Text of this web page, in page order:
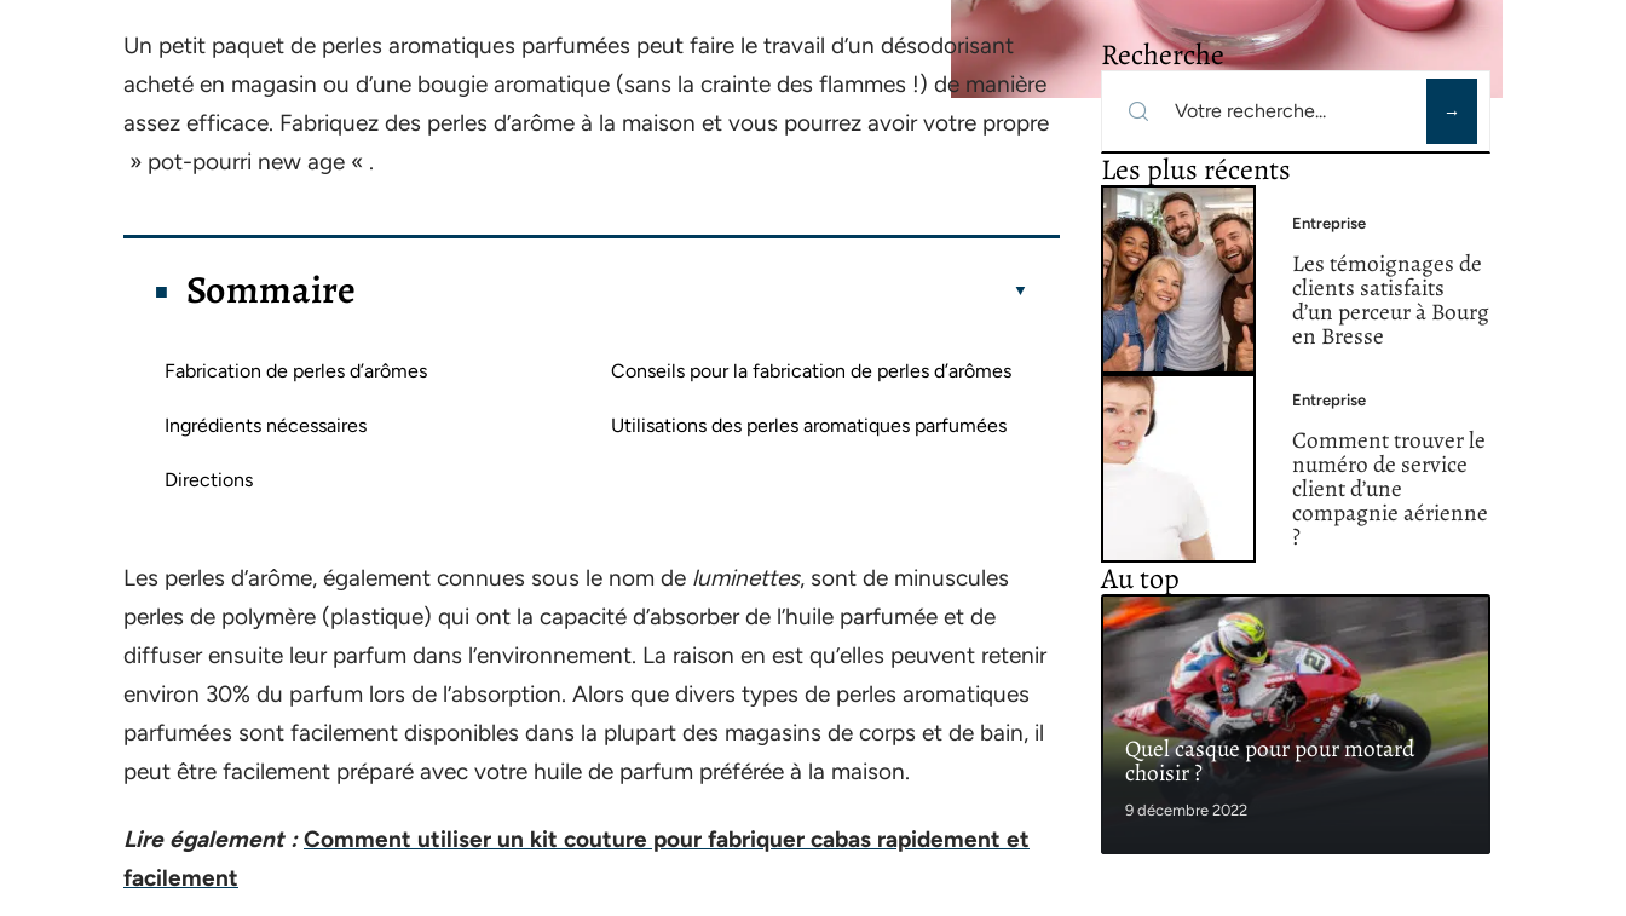
Un petit paquet de perles aromatiques parfumées peut faire le travail d’un désodorisant
acheté en magasin ou d’une bougie aromatique (sans la crainte des flammes !) de manière
assez efficace. Fabriquez des perles d’arôme à la maison et vous pourrez avoir votre propre
» pot-pourri new age « .
Sommaire
Fabrication de perles d’arômes
Ingrédients nécessaires
Directions
Conseils pour la fabrication de perles d’arômes
Utilisations des perles aromatiques parfumées
Les perles d’arôme, également connues sous le nom de luminettes, sont de minuscules
perles de polymère (plastique) qui ont la capacité d’absorber de l’huile parfumée et de
diffuser ensuite leur parfum dans l’environnement. La raison en est qu’elles peuvent retenir
environ 30% du parfum lors de l’absorption. Alors que divers types de perles aromatiques
parfumées sont facilement disponibles dans la plupart des magasins de corps et de bain, il
peut être facilement préparé avec votre huile de parfum préférée à la maison.
Lire également : Comment utiliser un kit couture pour fabriquer cabas rapidement et
facilement
Recherche
Les plus récents
Entreprise
Les témoignages de
clients satisfaits
d’un perceur à Bourg
en Bresse
Entreprise
Comment trouver le
numéro de service
client d’une
compagnie aérienne
?
Au top
Quel casque pour pour motard
choisir ?
9 décembre 2022